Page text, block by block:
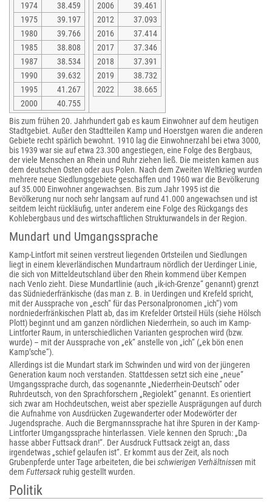
1974
38.459
1975
39.197
1980
39.766
1985
38.808
1987
38.534
1990
39.632
1995
41.267
2000
40.755
2006
39.461
2012
37.093
2016
37.414
2017
37.346
2018
37.391
2019
38.732
2022
38.665
Bis zum frühen 20. Jahrhundert gab es kaum Einwohner auf dem heutigen
Stadtgebiet. Außer den Stadtteilen Kamp und Hoerstgen waren die anderen
Gebiete recht spärlich bewohnt. 1910 lag die Einwohnerzahl bei etwa 3000,
bis 1939 war sie auf etwa 23.300 angestiegen, eine Folge des Bergbaus,
der viele Menschen an Rhein und Ruhr ziehen ließ. Die meisten kamen aus
dem deutschen Osten oder aus Polen. Nach dem Zweiten Weltkrieg wurden
mehrere neue Siedlungsgebiete geschaffen und 1960 war die Bevölkerung
auf 35.000 Einwohner angewachsen. Bis zum Jahr 1995 ist die
Bevölkerung nur noch sehr langsam auf rund 41.000 angewachsen und ist
seitdem leicht rückläufig, unter anderem eine Folge des Rückgangs des
Kohlebergbaus und des wirtschaftlichen Strukturwandels in der Region.
Mundart und Umgangssprache
Kamp-Lintfort mit seinen verstreut liegenden Ortsteilen und Siedlungen
liegt in einem kleverländischen Mundartraum nördlich der Uerdinger Linie,
die sich von Mitteldeutschland über den Rhein kommend über Kempen
nach Venlo zieht. Diese Mundartlinie (auch „ik-ich-Grenze“ genannt) grenzt
das Südniederfränkische (das man z. B. in Uerdingen und Krefeld spricht,
mit der Aussprache von „esch“ für das Personalpronomen „ich“) vom
nordniederfränkischen Platt ab, das im Krefelder Ortsteil Hüls (siehe Hölsch
Plott) beginnt und am ganzen nördlichen Niederrhein, so auch im Kamp-
Lintforter Raum, in unterschiedlichen Varianten gesprochen wird (bzw.
wurde) – mit der Aussprache von „ek“ anstelle von „ich“ („ek bön enen
Kamp’sche“).
Allerdings ist die Mundart stark im Schwinden und wird von der jüngeren
Generation kaum noch verstanden. Stattdessen setzt sich eine „neue“
Umgangssprache durch, das sogenannte „Niederrhein-Deutsch“ oder
Ruhrdeutsch, von den Sprachforschern „Regiolekt“ genannt. Es orientiert
sich zwar am Hochdeutschen, weist aber spezielle Ausprägungen auf durch
die Aufnahme von Ausdrücken Zugewanderter oder Modewörter der
Jugendsprache. Auch die Bergmannssprache hat ihre Spuren in der Kamp-
Lintforter Umgangssprache hinterlassen. Viele kennen den Spruch: „Da
hasse abber Futtsack dran!“. Der Ausdruck Futtsack zeigt an, dass
irgendetwas „schief gelaufen ist“. Er kommt aus der Zeit, als noch
Grubenpferde unter Tage arbeiteten, die beischwierigen Verhältnissen mit
dem Futtersack ruhig gestellt wurden.
Politik